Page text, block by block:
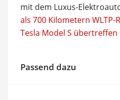
mit dem Luxus-
als 700 Kilometern
Tesla Model S übertreffen
Passend dazu